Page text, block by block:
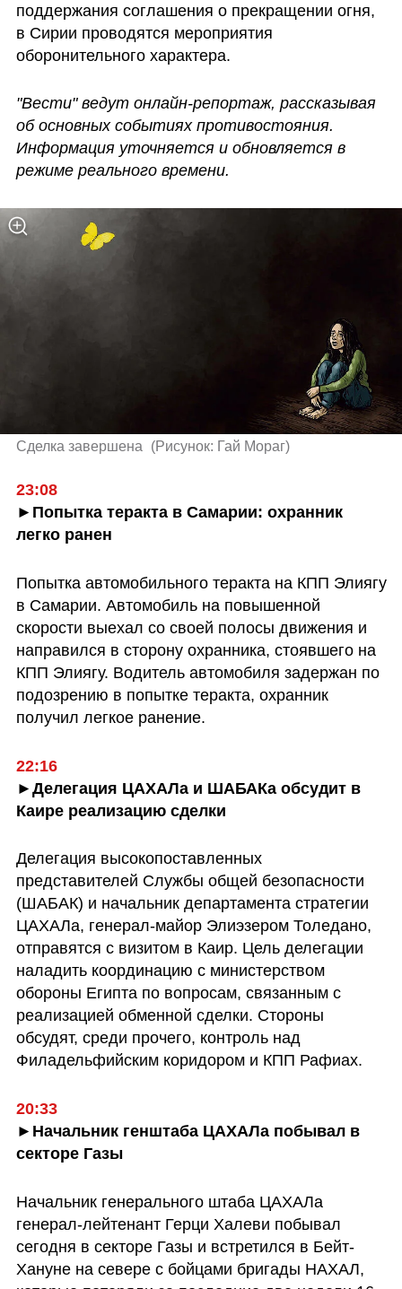
поддержания соглашения о прекращении огня,
в Сирии проводятся мероприятия
оборонительного характера.
"Вести" ведут онлайн-репортаж, рассказывая
об основных событиях противостояния.
Информация уточняется и обновляется в
режиме реального времени.
Сделка завершена (Рисунок: Гай Мораг)
23:08
►Попытка теракта в Самарии: охранник
легко ранен
Попытка автомобильного теракта на КПП Элиягу
в Самарии. Автомобиль на повышенной
скорости выехал со своей полосы движения и
направился в сторону охранника, стоявшего на
КПП Элиягу. Водитель автомобиля задержан по
подозрению в попытке теракта, охранник
получил легкое ранение.
22:16
►Делегация ЦАХАЛа и ШАБАКа обсудит в
Каире реализацию сделки
Делегация высокопоставленных
представителей Службы общей безопасности
(ШАБАК) и начальник департамента стратегии
ЦАХАЛа, генерал-майор Элиэзером Толедано,
отправятся с визитом в Каир. Цель делегации
наладить координацию с министерством
обороны Египта по вопросам, связанным с
реализацией обменной сделки. Стороны
обсудят, среди прочего, контроль над
Филадельфийским коридором и КПП Рафиах.
20:33
►Начальник генштаба ЦАХАЛа побывал в
секторе Газы
Начальник генерального штаба ЦАХАЛа
генерал-лейтенант Герци Халеви побывал
сегодня в секторе Газы и встретился в Бейт-
Хануне на севере с бойцами бригады НАХАЛ,